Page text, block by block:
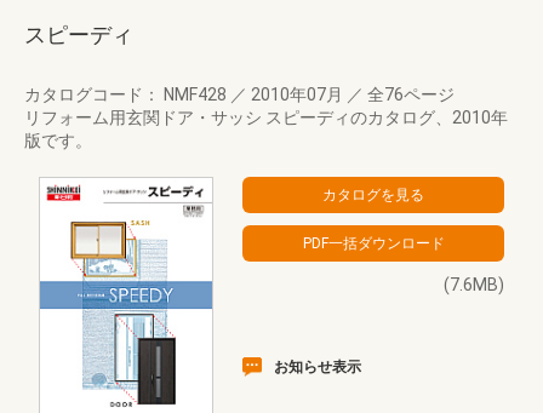
スピーディ
カタログコード： NMF428 ／ 2010年07月 ／ 全76ページ
リフォーム用玄関ドア・サッシ スピーディのカタログ、2010年
版です。
(7.6MB)
お知らせ表示